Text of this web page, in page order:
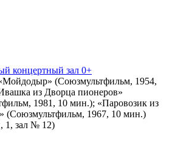
концертный зал 0+
(Союзмультфильм, 1954,
из Дворца пионеров»
1981, 10 мин.); «Паровозик из
(Союзмультфильм, 1967, 10 мин.)
1, зал № 12)